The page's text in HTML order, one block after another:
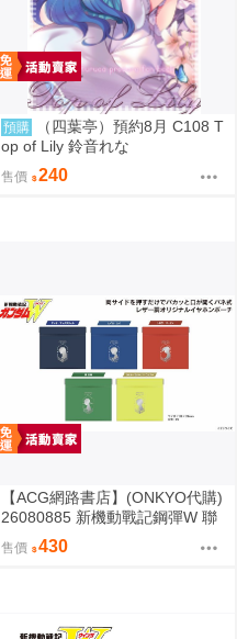
預購
（四葉亭）預約8月 C108 T
op of Lily 鈴音れな
售價 240
【ACG網路書店】(ONKYO代購)
26080885 新機動戰記鋼彈W 聯
名耳機 收納包
售價 430